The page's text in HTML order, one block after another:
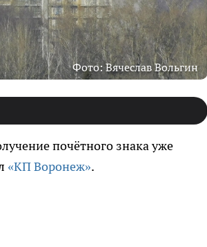
Фото: Вячеслав Вольгин
почётного знака уже
«КП Воронеж».